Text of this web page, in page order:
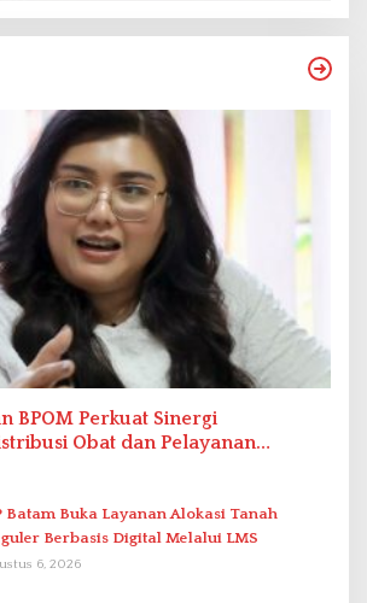
BPOM Perkuat Sinergi
Obat dan Pelayanan
Batam Buka Layanan Alokasi Tanah
Berbasis Digital Melalui LMS
6, 2026